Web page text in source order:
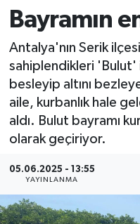
Bayramın
Antalya'nın Serik
sahiplendikleri 'Bulut'
besleyip altını
aile, kurbanlık hale
aldı. Bulut bayramı
olarak geçiriyor.
05.06.2025 - 13:55
YAYINLANMA
Dünya
Eğitim
Ekonomi
Gündem
Haber Kuşakları
Trafik Durumu
Süper Lig Puan
Tüm Manşetler
Son Dakika